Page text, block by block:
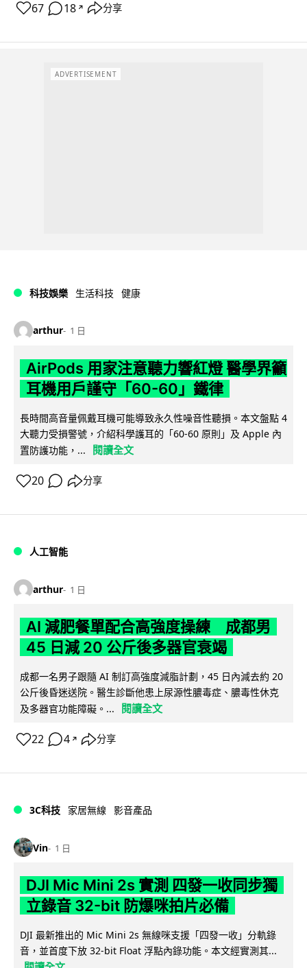
67 18 ↗ 分享
ADVERTISEMENT
科技娛樂 生活科技 健康
arthur 1 日
AirPods 用家注意聽力響紅燈 醫學界籲
耳機用戶謹守「60-60」鐵律
長時間高音量佩戴耳機可能導致永久性噪音性聽損。本文盤點 4
大聽力受損警號，介紹科學護耳的「60-60 原則」及 Apple 內
置防護功能，...
閱讀全文
20 分享
人工智能
arthur 1 日
AI 減肥餐單配合高強度操練 成都男
45 日減 20 公斤後多器官衰竭
成都一名男子跟隨 AI 制訂高強度減脂計劃，45 日內減去約 20
公斤後昏迷送院。醫生診斷他患上尿源性膿毒症、膿毒性休克
及多器官功能障礙。...
閱讀全文
22 4 ↗ 分享
3C科技 家居無線 影音產品
Vin 1 日
DJI Mic Mini 2s 實測 四發一收同步獨
立錄音 32-bit 防爆咪拍片必備
DJI 最新推出的 Mic Mini 2s 無線咪支援「四發一收」分軌錄
音，並首度下放 32-bit Float 浮點內錄功能。本文經實測其...